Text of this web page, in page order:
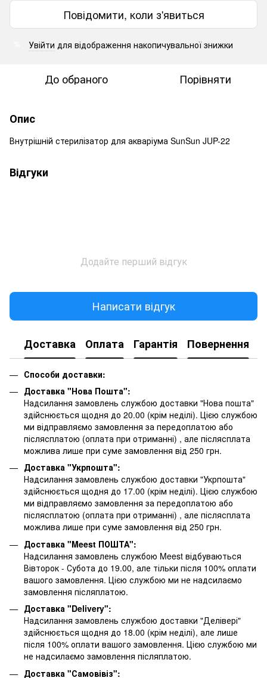
Повідомити, коли з'явиться
Увійти для відображення накопичувальної знижки
До обраного Порівняти
Опис
Внутрішній стерилізатор для акваріума SunSun JUP-22
Відгуки
Додайте перший відгук
Написати відгук
Доставка Оплата Гарантія Повернення
Способи доставки:
Доставка "Нова Пошта":
Надсилання замовлень службою доставки "Нова пошта"
здійснюється щодня до 20.00 (крім неділі). Цією службою
ми відправляємо замовлення за передоплатою або
післясплатою (оплата при отриманні) , але післясплата
можлива лише при суме замовлення від 250 грн.
Доставка "Укрпошта":
Надсилання замовлень службою доставки "Укрпошта"
здійснюється щодня до 17.00 (крім неділі). Цією службою
ми відправляємо замовлення за передоплатою або
післясплатою (оплата при отриманні) , але післясплата
можлива лише при суме замовлення від 250 грн.
Доставка "Meest ПОШТА":
Надсилання замовлень службою Meest відбуваються
Вівторок - Субота до 19.00, але тільки після 100% оплати
вашого замовлення. Цією службою ми не надсилаємо
замовлення післяплатою.
Доставка "Delivery":
Надсилання замовлень службою доставки "Делівері"
здійснюється щодня до 18.00 (крім неділі), але лише
після 100% оплати вашого замовлення. Цією службою ми
не надсилаємо замовлення післяплатою.
Доставка "Самовівіз":